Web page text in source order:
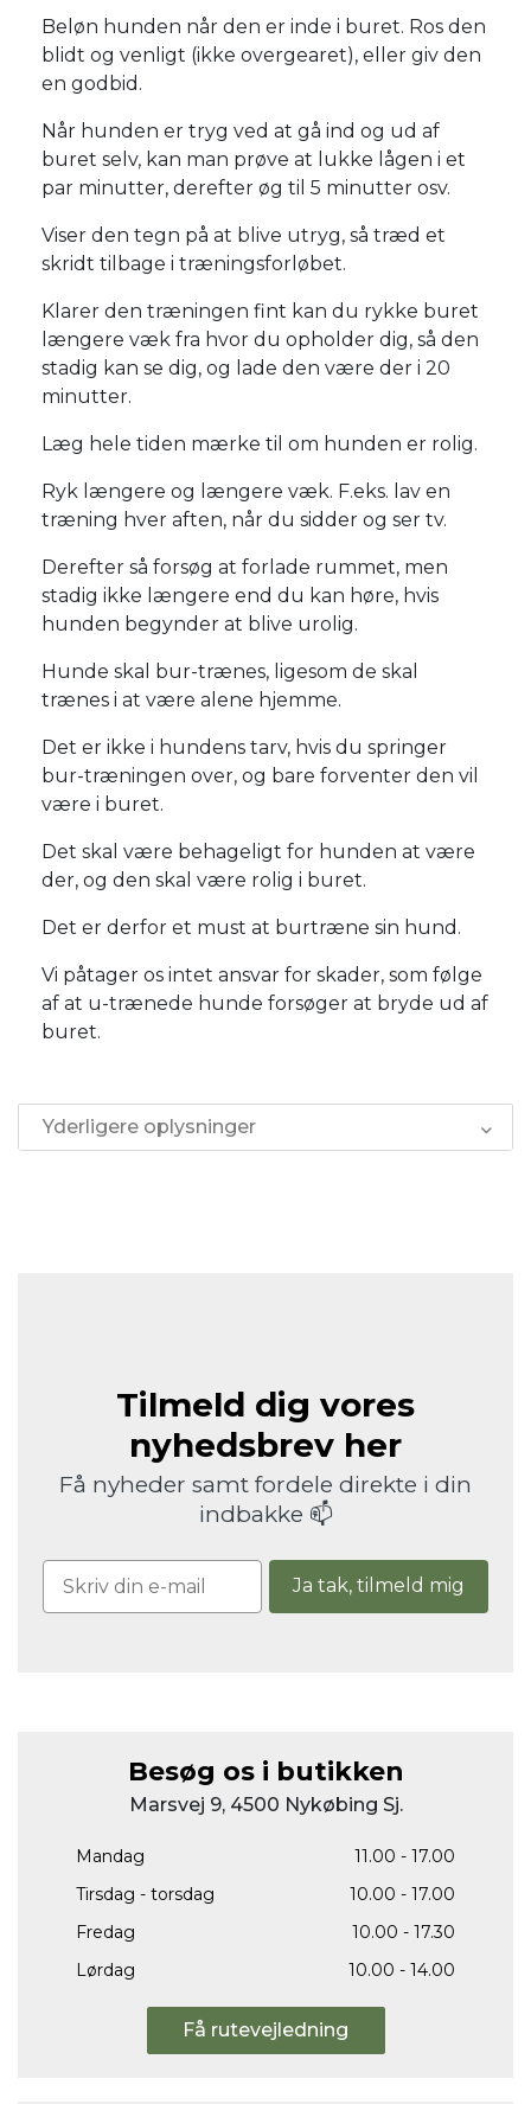
Beløn hunden når den er inde i buret. Ros den
blidt og venligt (ikke overgearet), eller giv den
en godbid.
Når hunden er tryg ved at gå ind og ud af
buret selv, kan man prøve at lukke lågen i et
par minutter, derefter øg til 5 minutter osv.
Viser den tegn på at blive utryg, så træd et
skridt tilbage i træningsforløbet.
Klarer den træningen fint kan du rykke buret
længere væk fra hvor du opholder dig, så den
stadig kan se dig, og lade den være der i 20
minutter.
Læg hele tiden mærke til om hunden er rolig.
Ryk længere og længere væk. F.eks. lav en
træning hver aften, når du sidder og ser tv.
Derefter så forsøg at forlade rummet, men
stadig ikke længere end du kan høre, hvis
hunden begynder at blive urolig.
Hunde skal bur-trænes, ligesom de skal
trænes i at være alene hjemme.
Det er ikke i hundens tarv, hvis du springer
bur-træningen over, og bare forventer den vil
være i buret.
Det skal være behageligt for hunden at være
der, og den skal være rolig i buret.
Det er derfor et must at burtræne sin hund.
Vi påtager os intet ansvar for skader, som følge
af at u-trænede hunde forsøger at bryde ud af
buret.
Yderligere oplysninger
Tilmeld dig vores
nyhedsbrev her
Få nyheder samt fordele direkte i din
indbakke 📫
Ja tak, tilmeld mig
Besøg os i butikken
Marsvej 9, 4500 Nykøbing Sj.
Mandag
11.00 - 17.00
Tirsdag - torsdag
10.00 - 17.00
Fredag
10.00 - 17.30
Lørdag
10.00 - 14.00
Få rutevejledning